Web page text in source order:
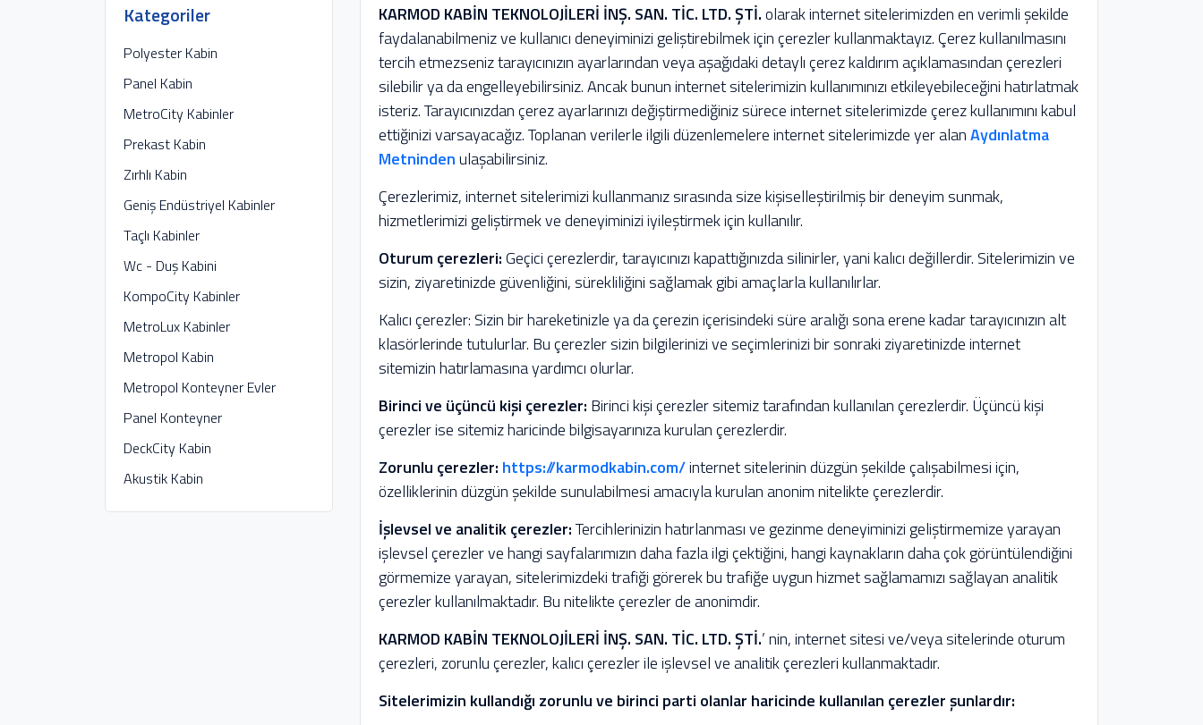
KARMOD KABİN TEKNOLOJİLERİ İNŞ. SAN. TİC. LTD. ŞTİ.olarak internet sitelerimizden en verimli şekilde
faydalanabilmeniz ve kullanıcı deneyiminizi geliştirebilmek için çerezler kullanmaktayız. Çerez kullanılmasını
tercih etmezseniz tarayıcınızın ayarlarından veya aşağıdaki detaylı çerez kaldırım açıklamasından çerezleri
silebilir ya da engelleyebilirsiniz. Ancak bunun internet sitelerimizin kullanımınızı etkileyebileceğini hatırlatmak
isteriz. Tarayıcınızdan çerez ayarlarınızı değiştirmediğiniz sürece internet sitelerimizde çerez kullanımını kabul
ettiğinizi varsayacağız. Toplanan verilerle ilgili düzenlemelere internet sitelerimizde yer alanAydınlatma
Metnindenulaşabilirsiniz.
Çerezlerimiz, internet sitelerimizi kullanmanız sırasında size kişiselleştirilmiş bir deneyim sunmak,
hizmetlerimizi geliştirmek ve deneyiminizi iyileştirmek için kullanılır.
Oturum çerezleri:Geçici çerezlerdir, tarayıcınızı kapattığınızda silinirler, yani kalıcı değillerdir. Sitelerimizin ve
sizin, ziyaretinizde güvenliğini, sürekliliğini sağlamak gibi amaçlarla kullanılırlar.
Kalıcı çerezler: Sizin bir hareketinizle ya da çerezin içerisindeki süre aralığı sona erene kadar tarayıcınızın alt
klasörlerinde tutulurlar. Bu çerezler sizin bilgilerinizi ve seçimlerinizi bir sonraki ziyaretinizde internet
sitemizin hatırlamasına yardımcı olurlar.
Birinci ve üçüncü kişi çerezler: Birinci kişi çerezler sitemiz tarafından kullanılan çerezlerdir. Üçüncü kişi
çerezler ise sitemiz haricinde bilgisayarınıza kurulan çerezlerdir.
Zorunlu çerezler: https://karmodkabin.com/internet sitelerinin düzgün şekilde çalışabilmesi için,
özelliklerinin düzgün şekilde sunulabilmesi amacıyla kurulan anonim nitelikte çerezlerdir.
İşlevsel ve analitik çerezler:Tercihlerinizin hatırlanması ve gezinme deneyiminizi geliştirmemize yarayan
işlevsel çerezler ve hangi sayfalarımızın daha fazla ilgi çektiğini, hangi kaynakların daha çok görüntülendiğini
görmemize yarayan, sitelerimizdeki trafiği görerek bu trafiğe uygun hizmet sağlamamızı sağlayan analitik
çerezler kullanılmaktadır. Bu nitelikte çerezler de anonimdir.
KARMOD KABİN TEKNOLOJİLERİ İNŞ. SAN. TİC. LTD. ŞTİ.’ nin, internet sitesi ve/veya sitelerinde oturum
çerezleri, zorunlu çerezler, kalıcı çerezler ile işlevsel ve analitik çerezleri kullanmaktadır.
Sitelerimizin kullandığı zorunlu ve birinci parti olanlar haricinde kullanılan çerezler şunlardır:
Kategoriler
Polyester Kabin
Panel Kabin
MetroCity Kabinler
Prekast Kabin
Zırhlı Kabin
Geniş Endüstriyel Kabinler
Taçlı Kabinler
Wc - Duş Kabini
KompoCity Kabinler
MetroLux Kabinler
Metropol Kabin
Metropol Konteyner Evler
Panel Konteyner
DeckCity Kabin
Akustik Kabin